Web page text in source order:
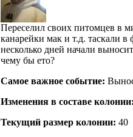
Переселил своих питомцев в
канарейки мак и т.д. таскали в
несколько дней начали
чему бы ето?
Самое важное событие:
Изменения в составе
Текущий размер кoлонии: 40